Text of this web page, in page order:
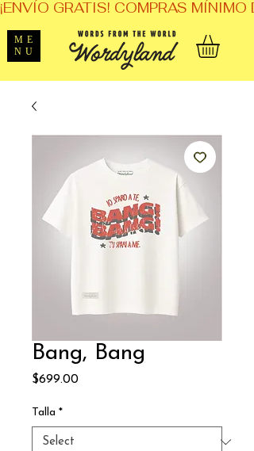
¡ENVÍO GRATIS! COMPRAS MÍNIMO
ME
NU
Bang, Bang
$699.00Price
Talla *